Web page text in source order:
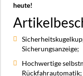
heute!
Sicherungsanzeige;
Hochwertige
Rückfahrautomatik;